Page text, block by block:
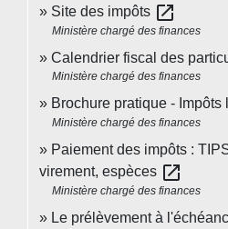
Site des impôts open_in_new
Ministère chargé des finances
Calendrier fiscal des
Ministère chargé des finances
Brochure pratique - Impôts
Ministère chargé des finances
Paiement des impôts :
virement, espèces open_in_new
Ministère chargé des finances
Le prélèvement à